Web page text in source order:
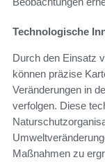
Technologische
Durch den Einsatz
können präzise
Veränderungen in
verfolgen. Diese
Maßnahmen zu